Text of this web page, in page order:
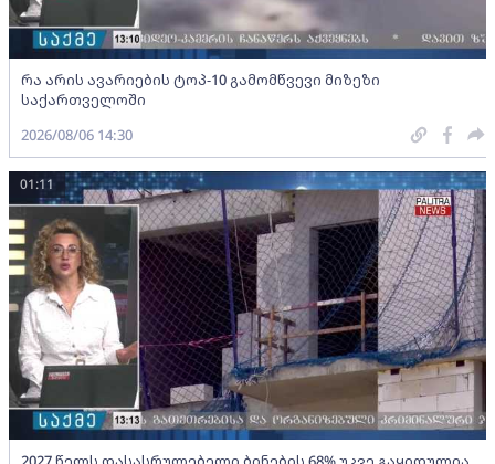
რა არის ავარიების ტოპ-10 გამომწვევი მიზეზი
საქართველოში
2026/08/06 14:30
01:11